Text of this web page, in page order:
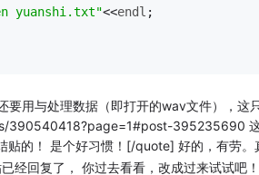
yuanshi.txt"<<endl ;
用与处理数据（即打开的wav文件），这只
395235690 这
贴的！ 是个好习惯！ [/quote] 好的，有劳。
经回复了， 你过去看看，改成过来试试吧！